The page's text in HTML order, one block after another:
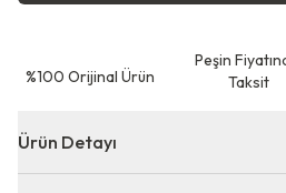
⁠%100 Orijinal Ürün
Peşin
Taksit
Ürün Detayı